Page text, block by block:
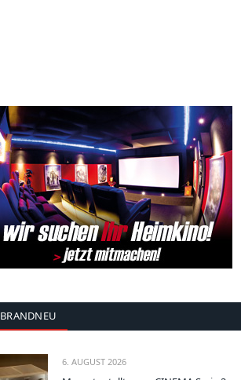
BRANDNEU
6. AUGUST 2026